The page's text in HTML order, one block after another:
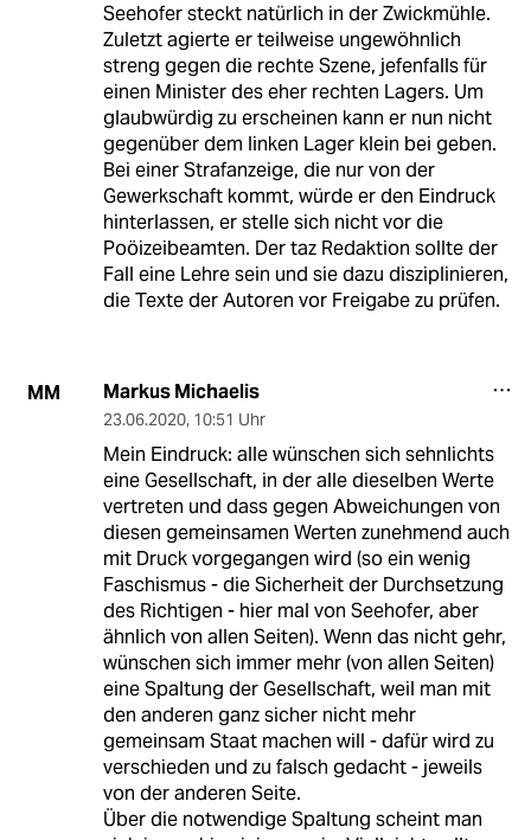
Seehofer steckt natürlich in der Zwickmühle.
Zuletzt agierte er teilweise ungewöhnlich
streng gegen die rechte Szene, jefenfalls für
einen Minister des eher rechten Lagers. Um
glaubwürdig zu erscheinen kann er nun nicht
gegenüber dem linken Lager klein bei geben.
Bei einer Strafanzeige, die nur von der
Gewerkschaft kommt, würde er den Eindruck
hinterlassen, er stelle sich nicht vor die
Poöizeibeamten. Der taz Redaktion sollte der
Fall eine Lehre sein und sie dazu disziplinieren,
die Texte der Autoren vor Freigabe zu prüfen.
MM Markus Michaelis
23.06.2020, 10:51 Uhr
Mein Eindruck: alle wünschen sich sehnlichts
eine Gesellschaft, in der alle dieselben Werte
vertreten und dass gegen Abweichungen von
diesen gemeinsamen Werten zunehmend auch
mit Druck vorgegangen wird (so ein wenig
Faschismus - die Sicherheit der Durchsetzung
des Richtigen - hier mal von Seehofer, aber
ähnlich von allen Seiten). Wenn das nicht gehr,
wünschen sich immer mehr (von allen Seiten)
eine Spaltung der Gesellschaft, weil man mit
den anderen ganz sicher nicht mehr
gemeinsam Staat machen will - dafür wird zu
verschieden und zu falsch gedacht - jeweils
von der anderen Seite.
Über die notwendige Spaltung scheint man